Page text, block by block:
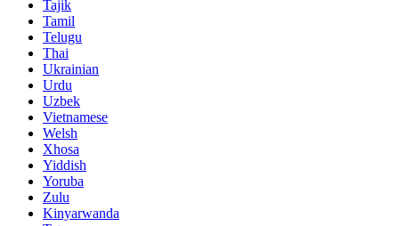
Tajik
Tamil
Telugu
Thai
Ukrainian
Urdu
Uzbek
Vietnamese
Welsh
Xhosa
Yiddish
Yoruba
Zulu
Kinyarwanda